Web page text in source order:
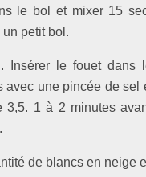
le bol et mixer 15
petit bol.
Insérer le fouet dans
avec une pincée de sel
3,5. 1 à 2 minutes
de blancs en neige